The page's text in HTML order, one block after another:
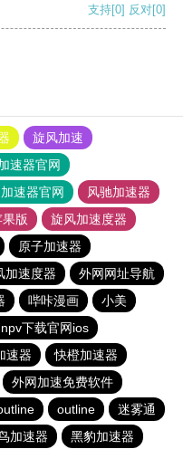
支持[0] 反对[0]
旋风加速
速器官网
速器官网
风驰加速器
版
旋风加速度器
原子加速器
加速度器
外网网址导航
哔咔漫画
小美
下载官网ios
速器
快橙加速器
外网加速免费软件
outline
迷雾通
加速器 黑豹加速器